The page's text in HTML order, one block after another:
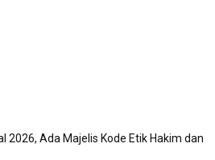
2026, Ada Majelis Kode Etik Hakim dan